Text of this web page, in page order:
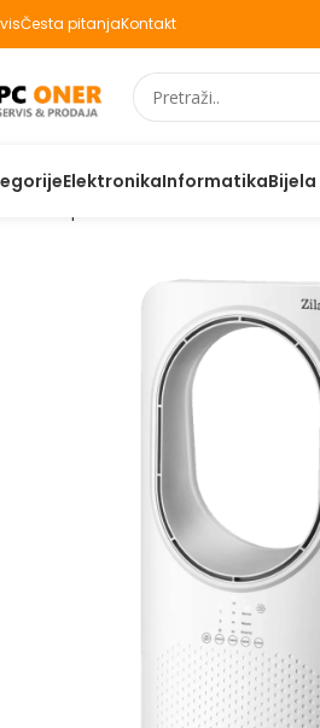
Česta pitanjaKontakt
ElektronikaInformatika